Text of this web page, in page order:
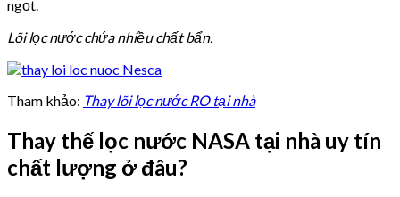
ngọt.
Lõi lọc nước chứa nhiều chất bẩn.
Tham khảo: Thay lõi lọc nước RO tại nhà
Thay thế lọc nước NASA tại nhà uy tín
chất lượng ở đâu?